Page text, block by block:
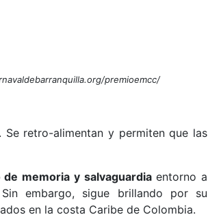
premioemcc/
retro-alimentan y permiten que las
memoria y salvaguardiaentorno a
embargo, sigue brillando por su
en la costa Caribe de Colombia.